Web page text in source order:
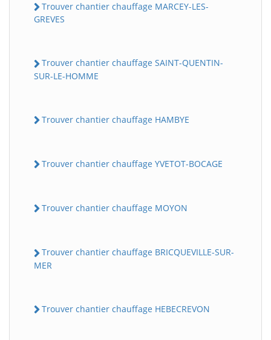
Trouver chantier chauffage MARCEY-LES-
GREVES
Trouver chantier chauffage SAINT-QUENTIN-
SUR-LE-HOMME
Trouver chantier chauffage HAMBYE
Trouver chantier chauffage YVETOT-BOCAGE
Trouver chantier chauffage MOYON
Trouver chantier chauffage BRICQUEVILLE-SUR-
MER
Trouver chantier chauffage HEBECREVON